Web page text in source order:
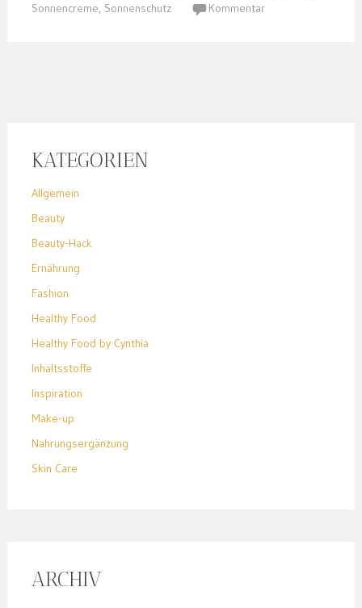
Sonnencreme, Sonnenschutz Kommentar
KATEGORIEN
Allgemein
Beauty
Beauty-Hack
Ernährung
Fashion
Healthy Food
Healthy Food by Cynthia
Inhaltsstoffe
Inspiration
Make-up
Nahrungsergänzung
Skin Care
ARCHIV